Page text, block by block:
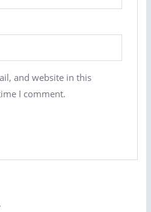
and website in this
I comment.